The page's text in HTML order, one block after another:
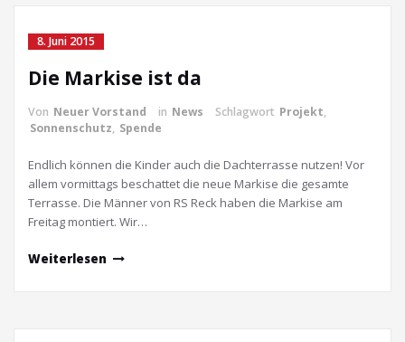
8. Juni 2015
Die Markise ist da
Von Neuer Vorstand in News Schlagwort Projekt,
Sonnenschutz, Spende
Endlich können die Kinder auch die Dachterrasse nutzen! Vor
allem vormittags beschattet die neue Markise die gesamte
Terrasse. Die Männer von RS Reck haben die Markise am
Freitag montiert. Wir…
Weiterlesen